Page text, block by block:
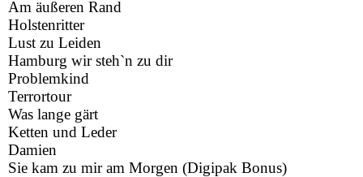
Am äußeren Rand
Holstenritter
Lust zu Leiden
Hamburg wir steh`n zu dir
Problemkind
Terrortour
Was lange gärt
Ketten und Leder
Damien
Sie kam zu mir am Morgen (Digipak Bonus)